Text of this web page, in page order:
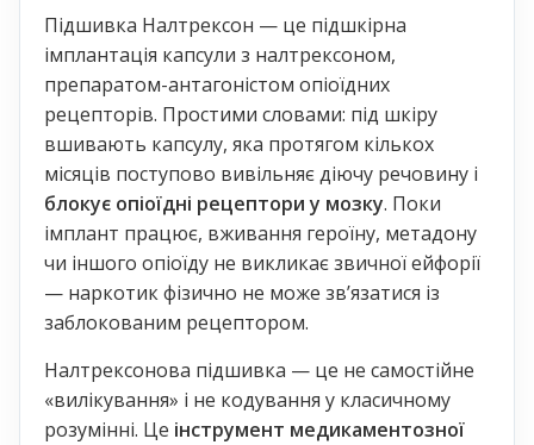
Підшивка Налтрексон — це підшкірна
імплантація капсули з налтрексоном,
препаратом-антагоністом опіоїдних
рецепторів. Простими словами: під шкіру
вшивають капсулу, яка протягом кількох
місяців поступово вивільняє діючу речовину і
блокує опіоїдні рецептори у мозку. Поки
імплант працює, вживання героїну, метадону
чи іншого опіоїду не викликає звичної ейфорії
— наркотик фізично не може звʼязатися із
заблокованим рецептором.
Налтрексонова підшивка — це не самостійне
«вилікування» і не кодування у класичному
розумінні. Це інструмент медикаментозної